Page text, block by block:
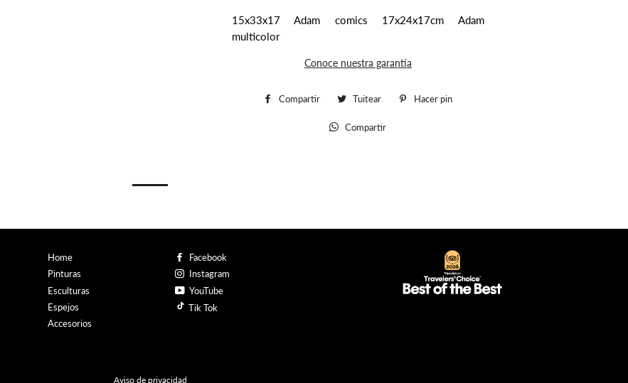
15x33x17 Adam comics 17x24x17cm Adam
multicolor
Conoce nuestra garantía
Compartir
Compartir
en
Tuitear
TuitearHacer pin
Compartir
Home
Pinturas
Esculturas
Espejos
Accesorios
Facebook
Instagram
YouTube
Tik Tok
Aviso de privacidad